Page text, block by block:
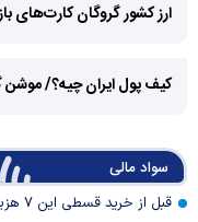
ارز کشور گروگان کارت‌های
کیف پول ایران چیه؟/ موشن
سواد مالی
قبل از خرید قسطی این ۷ هزینه پنهان را بشناسید